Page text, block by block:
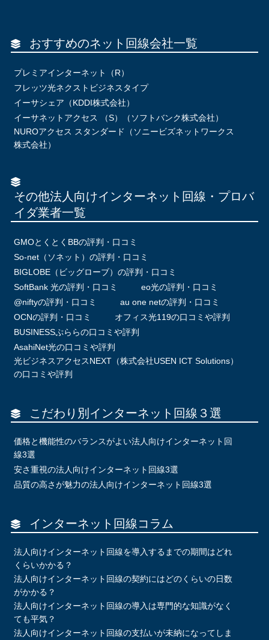
おすすめのネット回線会社一覧
プレミアインターネット（R）
フレッツ光ネクストビジネスタイプ
イーサシェア（KDDI株式会社）
イーサネットアクセス （S）（ソフトバンク株式会社）
NUROアクセス スタンダード（ソニービズネットワークス
株式会社）
その他法人向けインターネット回線・プロバ
イダ業者一覧
GMOとくとくBBの評判・口コミ
So-net（ソネット）の評判・口コミ
BIGLOBE（ビッグローブ）の評判・口コミ
SoftBank 光の評判・口コミ
eo光の評判・口コミ
@niftyの評判・口コミ
au one netの評判・口コミ
OCNの評判・口コミ
オフィス光119の口コミや評判
BUSINESSぷららの口コミや評判
AsahiNet光の口コミや評判
光ビジネスアクセスNEXT（株式会社USEN ICT Solutions）
の口コミや評判
こだわり別インターネット回線３選
価格と機能性のバランスがよい法人向けインターネット回
線3選
安さ重視の法人向けインターネット回線3選
品質の高さが魅力の法人向けインターネット回線3選
インターネット回線コラム
法人向けインターネット回線を導入するまでの期間はどれ
くらいかかる？
法人向けインターネット回線の契約にはどのくらいの日数
がかかる？
法人向けインターネット回線の導入は専門的な知識がなく
ても平気？
法人向けインターネット回線の支払いが未納になってしま